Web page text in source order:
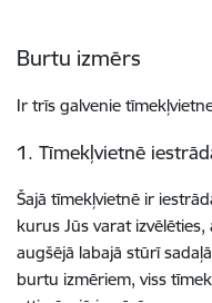
Burtu izmērs
Ir trīs galvenie
1. Tīmekļvietnē
Šajā tīmekļvietnē ir
kurus Jūs varat
augšējā labajā stūrī
burtu izmēriem, viss